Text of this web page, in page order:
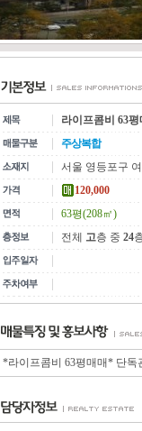
라이프콤비 63평
주상복합
서울 영등포구
120,000
63평(208㎡)
전체 고층 중 24
*라이프콤비 63평매매* 단독